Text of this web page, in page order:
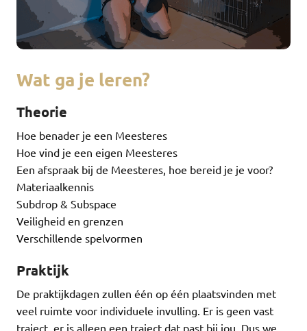
Wat ga je leren?
Theorie
Hoe benader je een Meesteres
Hoe vind je een eigen Meesteres
Een afspraak bij de Meesteres, hoe bereid je je voor?
Materiaalkennis
Subdrop & Subspace
Veiligheid en grenzen
Verschillende spelvormen
Praktijk
De praktijkdagen zullen één op één plaatsvinden met
veel ruimte voor individuele invulling. Er is geen vast
traject, er is alleen een traject dat past bij jou. Dus we